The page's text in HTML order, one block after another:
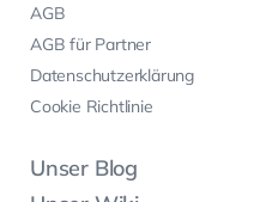
AGB
AGB für Partner
Datenschutzerklärung
Cookie Richtlinie
Unser Blog